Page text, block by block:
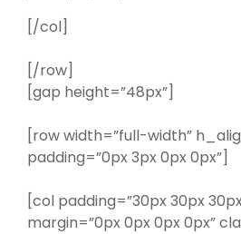
[/col]
[/row]
[gap height=”48px”]
[row width=”full-width”
padding=”0px 3px 0px 0px”]
[col padding=”30px 30px
margin=”0px 0px 0px 0px”